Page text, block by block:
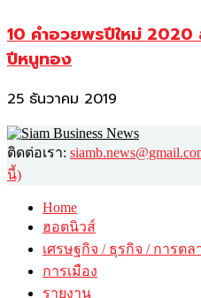
10 คำอวยพรปีใหม่
ปีหนูทอง
25 ธันวาคม 2019
ติดต่อเรา:
นี้)
Home
ฮอตนิวส์
เศรษฐกิจ / ธุรกิจ / การตล
การเมือง
รายงาน